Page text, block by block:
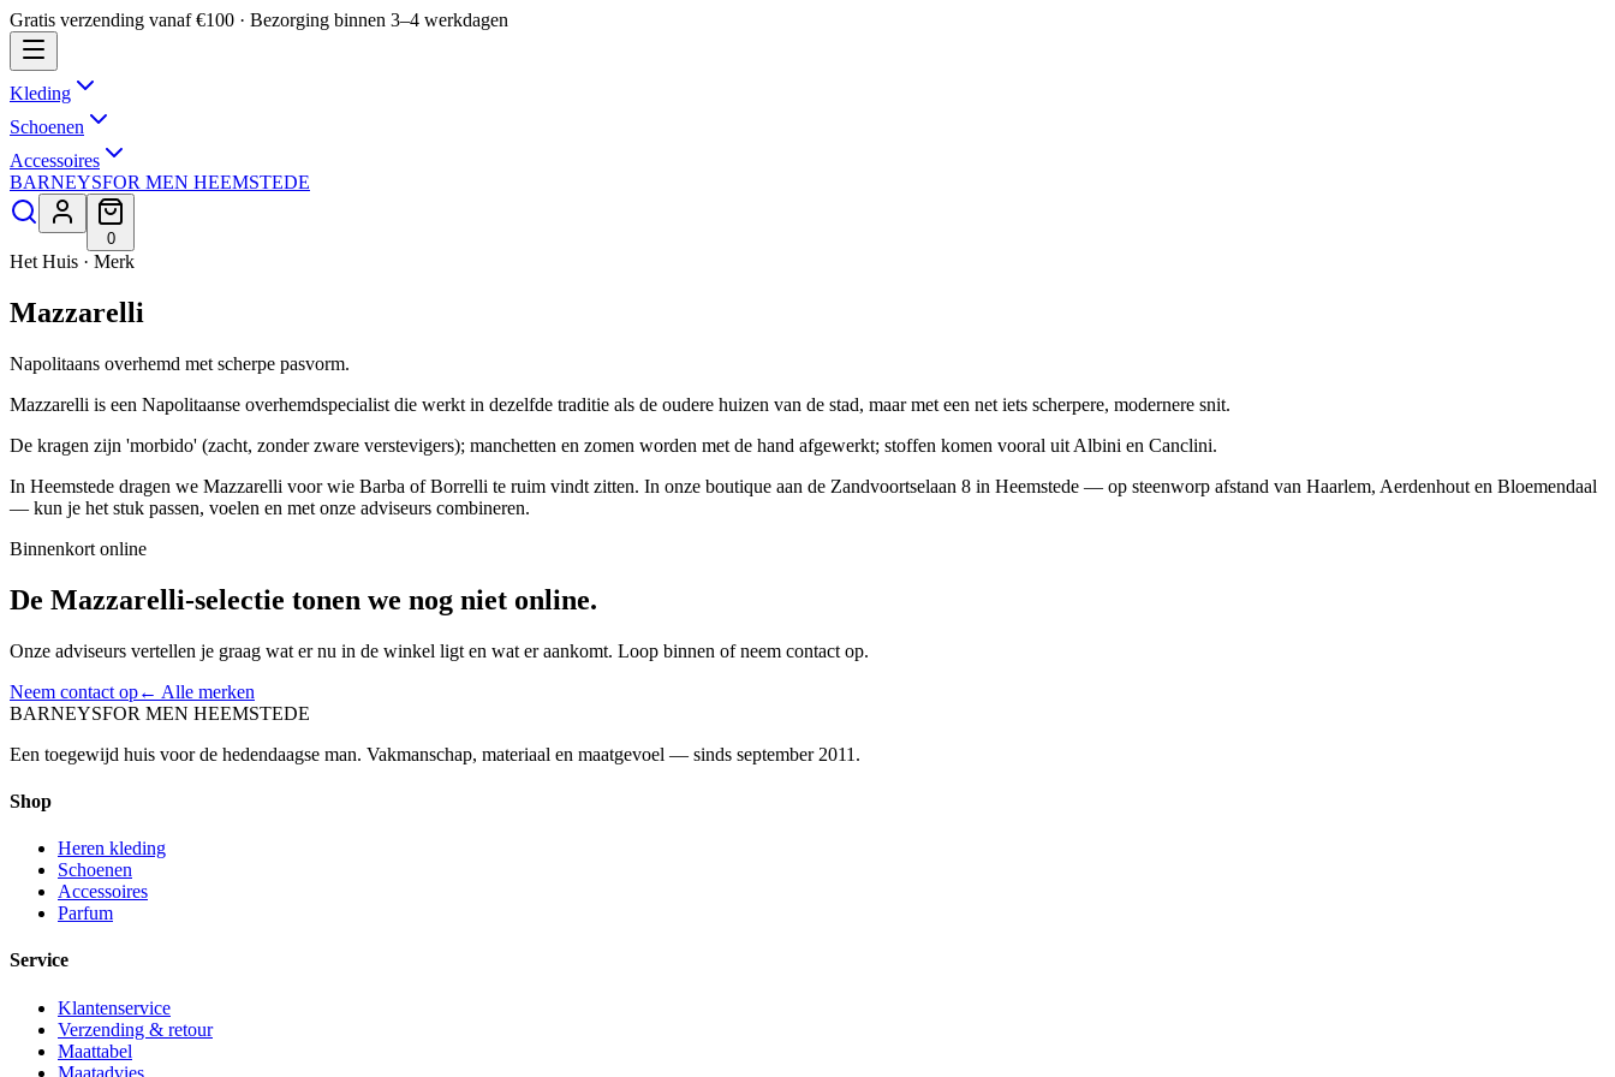
Gratis verzending vanaf €100 · Bezorging binnen 3–4 werkdagen
Kleding
Schoenen
Accessoires
BARNEYSFOR MEN HEEMSTEDE
0
Het Huis · Merk
Mazzarelli
Napolitaans overhemd met scherpe pasvorm.
Mazzarelli is een Napolitaanse overhemd­specialist die werkt in dezelfde traditie als de oudere huizen van de stad, maar met een net iets scherpere, modernere snit.
De kragen zijn 'morbido' (zacht, zonder zware verstevigers); manchetten en zomen worden met de hand afgewerkt; stoffen komen vooral uit Albini en Canclini.
In Heemstede dragen we Mazzarelli voor wie Barba of Borrelli te ruim vindt zitten. In onze boutique aan de Zandvoortselaan 8 in Heemstede — op steenworp afstand van Haarlem, Aerdenhout en Bloemendaal
— kun je het stuk passen, voelen en met onze adviseurs combineren.
Binnenkort online
De Mazzarelli-selectie tonen we nog niet online.
Onze adviseurs vertellen je graag wat er nu in de winkel ligt en wat er aankomt. Loop binnen of neem contact op.
Neem contact op← Alle merken
BARNEYSFOR MEN HEEMSTEDE
Een toegewijd huis voor de hedendaagse man. Vakmanschap, materiaal en maatgevoel — sinds september 2011.
Shop
Heren kleding
Schoenen
Accessoires
Parfum
Service
Klantenservice
Verzending & retour
Maattabel
Maatadvies